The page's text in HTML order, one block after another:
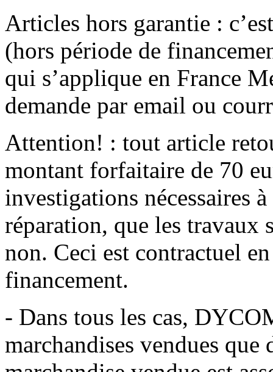
Articles hors garantie :
(hors période de
qui s’applique en France
demande par email ou
Attention! : tout article
montant forfaitaire de 70
investigations nécessaires
réparation, que les travaux
non. Ceci est contractuel
financement.
- Dans tous les cas,
marchandises vendues que